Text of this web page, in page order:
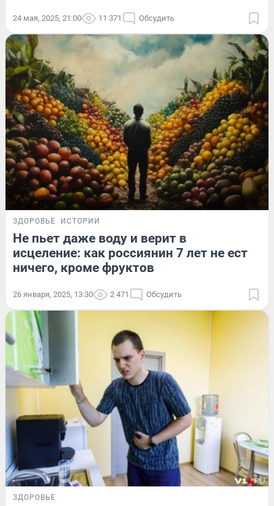
24 мая, 2025, 21:00 11 371 Обсудить
ЗДОРОВЬЕ ИСТОРИИ
Не пьет даже воду и верит в
исцеление: как россиянин 7 лет не ест
ничего, кроме фруктов
26 января, 2025, 13:30 2 471 Обсудить
ЗДОРОВЬЕ